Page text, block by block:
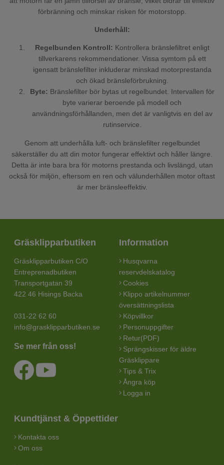
förbränning och minskar risken för motorstopp.
Underhåll:
Regelbunden Kontroll: Kontrollera bränslefiltret enligt
tillverkarens rekommendationer. Vissa symtom på ett
igensatt bränslefilter inkluderar minskad motorprestanda
och ökad bränsleförbrukning.
Byte: Bränslefilter bör bytas ut regelbundet. Intervallen för
byte varierar beroende på modell och
användningsförhållanden, men det är vanligtvis en del av
rutinservice.
Genom att underhålla luft- och bränslefilter regelbundet
säkerställer du att din motor fungerar effektivt och håller längre.
Detta är inte bara bra för motorns prestanda och livslängd, utan
också för miljön, eftersom en ren och välunderhållen motor oftast
är mer bränsleeffektiv.
Gräsklipparbutiken
Gräsklipparbutiken C/O
Entreprenadbutiken
Transportgatan 39
422 46 Hisings Backa
031-22 62 60
info@grasklipparbutiken.se
Se mer från oss!
Information
Husqvarna
reservdelskatalog
Cookies
Klippo artikelnummer
översättningslista
Köpvillkor
Personuppgifter
Retur(PDF)
Sprängskisser för äldre
Gräsklippare
Tips & Trix
Ångra köp
Logga in
Kundtjänst & Öppettider
Kontakta oss
Om oss